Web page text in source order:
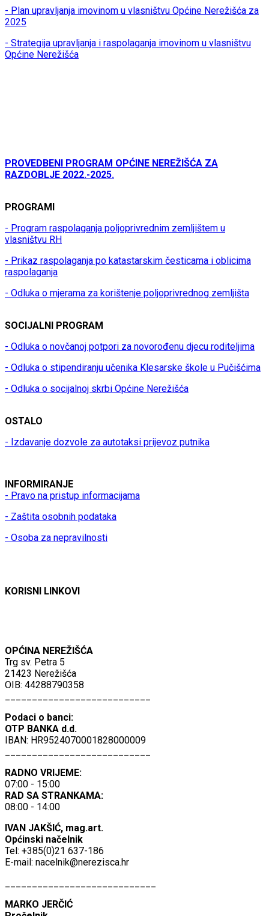
- Plan upravljanja imovinom u vlasništvu Općine Nerežišća za
2025
- Strategija upravljanja i raspolaganja imovinom u vlasništvu
Općine Nerežišća
PROVEDBENI PROGRAM OPĆINE NEREŽIŠĆA ZA
RAZDOBLJE 2022.-2025.
PROGRAMI
- Program raspolaganja poljoprivrednim zemljištem u
vlasništvu RH
- Prikaz raspolaganja po katastarskim česticama i oblicima
raspolaganja
- Odluka o mjerama za korištenje poljoprivrednog zemljišta
SOCIJALNI PROGRAM
- Odluka o novčanoj potpori za novorođenu djecu roditeljima
- Odluka o stipendiranju učenika Klesarske škole u Pučišćima
- Odluka o socijalnoj skrbi Općine Nerežišća
OSTALO
- Izdavanje dozvole za autotaksi prijevoz putnika
INFORMIRANJE
- Pravo na pristup informacijama
- Zaštita osobnih podataka
- Osoba za nepravilnosti
KORISNI LINKOVI
OPĆINA NEREŽIŠĆA
Trg sv. Petra 5
21423 Nerežišća
OIB: 44288790358
Podaci o banci:
OTP BANKA d.d.
IBAN: HR9524070001828000009
RADNO VRIJEME:
07:00 - 15:00
RAD SA STRANKAMA:
08:00 - 14:00
IVAN JAKŠIĆ, mag.art.
Općinski načelnik
Tel: +385(0)21 637-186
E-mail: nacelnik@nerezisca.hr
MARKO JERČIĆ